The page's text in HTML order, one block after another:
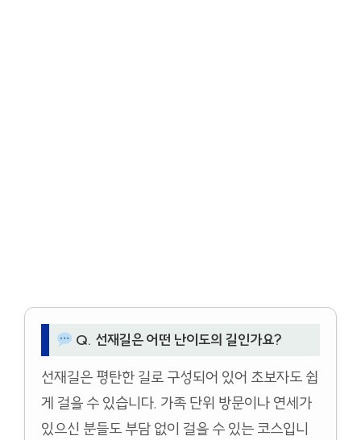
Q. 선재길은 어떤 난이도의 길인가요?
선재길은 평탄한 길로 구성되어 있어 초보자도 쉽
게 걸을 수 있습니다. 가족 단위 방문이나 연세가
있으신 분들도 부담 없이 걸을 수 있는 코스입니